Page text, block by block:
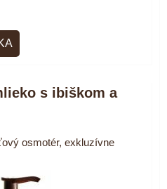
s ibiškom a
osmotér, exkluzívne